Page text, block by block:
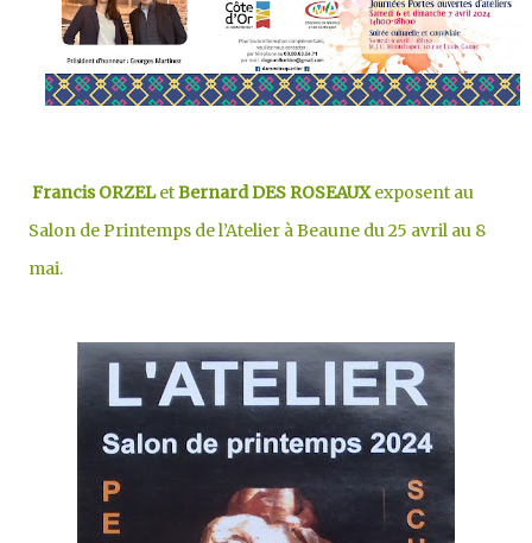
Francis ORZELetBernard DES ROSEAUXexposent au
Salon de Printemps de l’Atelier à Beaune du 25 avril au 8
mai.